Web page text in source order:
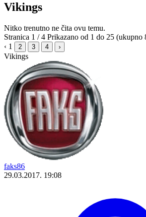
Vikings
Nitko trenutno ne čita ovu temu.
Stranica 1 / 4 Prikazano od 1 do 25 (ukupno
‹ 1 2 3 4 ›
Vikings
faks86
29.03.2017. 19:08